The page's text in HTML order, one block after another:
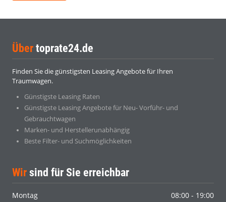
Über toprate24.de
Finden Sie die günstigsten Leasing Angebote für Ihren
Traumwagen.
Günstigste Leasing Raten
Günstigste Leasing Angebote für Neu- Vorführ- und
Gebrauchtwagen
Marken- und Herstellerunabhängig
Beste Filter- und Suchmöglichkeiten
Wir sind für Sie erreichbar
Montag
08:00 - 19:00